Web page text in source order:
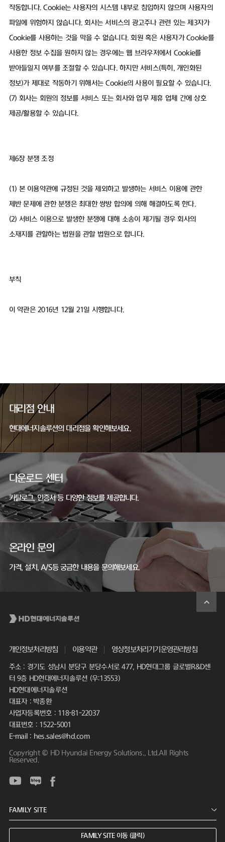
작동합니다. Cookie는 사용자의 시스템 내부로 침입하지 않으며 사용자의
파일에 위험하지 않습니다. 회사는 서비스의 광고주나 관련 있는 제3자가
Cookie를 사용하는 것을 막을 수 없습니다. 회원 혹은 사용자가 Cookie를
사용한 정보 수집을 원하지 않는 경우에는 웹 브라우저에서 Cookie를
받아들일지 여부를 조절할 수 있습니다. 하지만 서비스(특히, 개인화된
정보)가 제대로 작동하기 위해서는 Cookie의 사용이 필요할 수 있습니다.
(7) 회사는 회원의 정보를 서비스 또는 회사와 업무 제휴 업체 간에 상호
제공/활용할 수 있습니다.
제6장 분쟁 조정
(1) 본 이용약관에 규정된 것을 제외하고 발생하는 서비스 이용에 관한
제반 문제에 관한 분쟁은 최대한 쌍방 합의에 의해 해결하도록 한다.
(2) 서비스 이용으로 발생한 분쟁에 대해 소송이 제기될 경우 회사의
소재지를 관할하는 법원을 관할 법원으로 합니다.
부칙
이 약관은 2016년 12월 21일 시행합니다.
대리점 안내
현대에너지솔루션의 대리점을 확인해보세요.
다운로드 센터
카탈로그, 인증서 등 다양한 정보를 제공합니다.
온라인 문의
가격, 설치, A/S등 궁금한 내용을 문의해보세요.
개인정보처리방침 이용약관 영상정보처리기기운영관리방침
주소 : 경기도 성남시 분당구 분당수서로 477, HD현대그룹 글로벌R&D센
터 9층 HD현대에너지솔루션 (우:13553)
HD현대에너지솔루션
대표자 : 박종환
사업자등록번호 : 118-81-22037
대표번호 : 1522-5001
E-mail : hes.sales@hd.com
Copyright © HD Hyundai Energy Solutions., Ltd.All Rights
Reserved.
FAMILY SITE 이동 (클릭)